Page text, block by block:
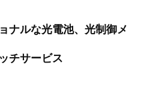
ナルな光電池、光制御メ
チサービス